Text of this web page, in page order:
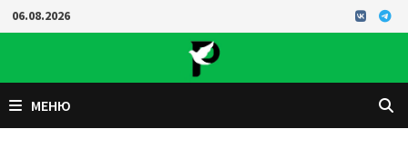
Перейти
к
06.08.2026
МЕНЮ